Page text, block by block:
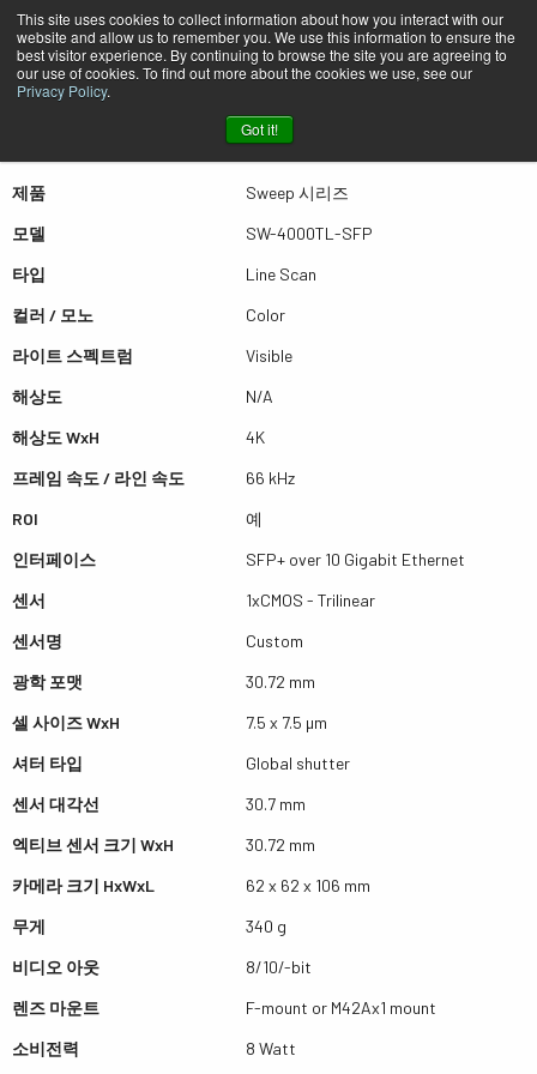
This site uses cookies to collect information about how you interact with our
website and allow us to remember you. We use this information to ensure the
best visitor experience. By continuing to browse the site you are agreeing to
our use of cookies. To find out more about the cookies we use, see our
Privacy Policy.
Got it!
퀵뷰 SW-4000TL-SFP
더많은 결과를 보시려면 스크롤하세요
제품
Sweep 시리즈
모델
SW-4000TL-SFP
타입
Line Scan
컬러 / 모노
Color
라이트 스펙트럼
Visible
해상도
N/A
해상도 WxH
4K
프레임 속도 / 라인 속도
66 kHz
ROI
예
인터페이스
SFP+ over 10 Gigabit Ethernet
센서
1xCMOS - Trilinear
센서명
Custom
광학 포맷
30.72 mm
셀 사이즈 WxH
7.5 x 7.5 µm
셔터 타입
Global shutter
센서 대각선
30.7 mm
엑티브 센서 크기 WxH
30.72 mm
카메라 크기 HxWxL
62 x 62 x 106 mm
무게
340 g
비디오 아웃
8/10/-bit
렌즈 마운트
F-mount or M42Ax1 mount
소비전력
8 Watt